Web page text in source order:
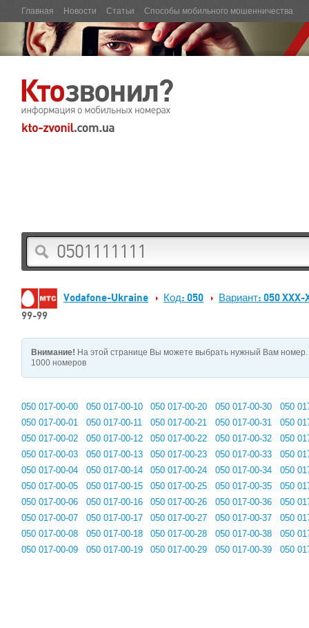
Главная Новости Статьи Способы мобильного мошенничества
Vodafone-Ukraine Код: 050
Вариант: 050 XXX-
99-99
Внимание! На этой странице Вы можете выбрать нужный Вам
1000 номеров
050 017-00-00
050 017-00-01
050 017-00-02
050 017-00-03
050 017-00-04
050 017-00-05
050 017-00-06
050 017-00-07
050 017-00-08
050 017-00-09
050 017-00-10
050 017-00-11
050 017-00-12
050 017-00-13
050 017-00-14
050 017-00-15
050 017-00-16
050 017-00-17
050 017-00-18
050 017-00-19
050 017-00-20
050 017-00-21
050 017-00-22
050 017-00-23
050 017-00-24
050 017-00-25
050 017-00-26
050 017-00-27
050 017-00-28
050 017-00-29
050 017-00-30
050 017-00-31
050 017-00-32
050 017-00-33
050 017-00-34
050 017-00-35
050 017-00-36
050 017-00-37
050 017-00-38
050 017-00-39
050
050
050
050
050
050
050
050
050
050